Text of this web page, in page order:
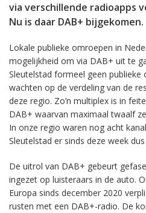
via verschillende radioapps
Nu is daar DAB+ bijgekomen.
Lokale publieke omroepen in
mogelijkheid om via DAB+ uit te
Sleutelstad formeel geen
wachten op de verdeling van de
deze regio. Zo’n multiplex is in
DAB+ waarvan maximaal twaalf
In onze regio waren nog acht
Sleutelstad er sinds deze week
De uitrol van DAB+ gebeurt
ingezet op luisteraars in de auto.
Europa sinds december 2020
rusten met een DAB+-radio. De